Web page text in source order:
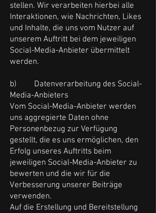
stellen. Wir verarbeiten hierbei alle
Interaktionen, wie Nachrichten, Likes
und Inhalte, die uns vom Nutzer auf
unserem Auftritt bei dem jeweiligen
Social-Media-Anbieter übermittelt
werden.
b) Datenverarbeitung des Social-
Media-Anbieters
Vom Social-Media-Anbieter werden
uns aggregierte Daten ohne
Personenbezug zur Verfügung
gestellt, die es uns ermöglichen, den
Erfolg unseres Auftritts beim
jeweiligen Social-Media-Anbieter zu
bewerten und die wir für die
Verbesserung unserer Beiträge
verwenden.
Auf die Erstellung und Bereitstellung